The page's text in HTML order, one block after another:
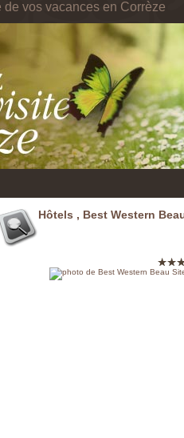
de vos vacances en Corrèze
Hôtels , Best Western